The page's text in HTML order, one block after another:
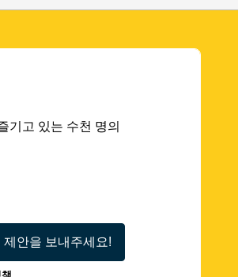
기고 있는 수천 명의
제안을 보내주세요!